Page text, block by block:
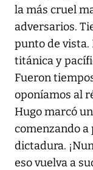
la más cruel
adversarios.
punto de vista.
titánica y
Fueron
oponíamos al
Hugo marcó
comenzando
dictadura.
eso vuelva a